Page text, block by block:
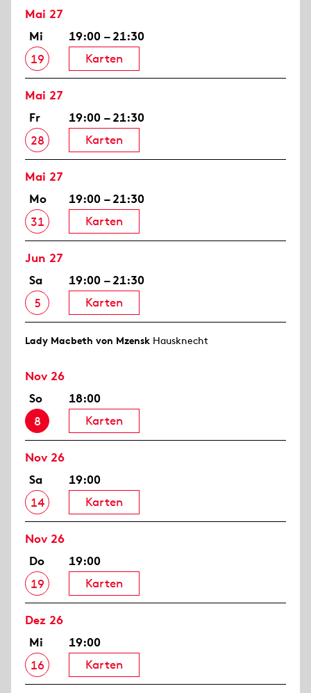
Mai 27
Mi
19
19:00 – 21:30
Karten
Mai 27
Fr
28
19:00 – 21:30
Karten
Mai 27
Mo
31
19:00 – 21:30
Karten
Jun 27
Sa
5
19:00 – 21:30
Karten
Lady Macbeth von Mzensk Hausknecht
Nov 26
So
8
18:00
Karten
Nov 26
Sa
14
19:00
Karten
Nov 26
Do
19
19:00
Karten
Dez 26
Mi
16
19:00
Karten